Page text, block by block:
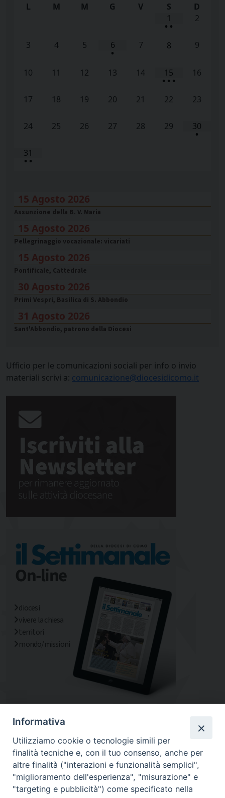
L M M G V S
D
1
• •
2
3 4 5 6
•
7 8 9
10 11 12 13 14 15
• • •
16
17 18 19 20 21 22 23
24 25 26 27 28 29 30
•
31
• •
15 Agosto 2026
Assunzione della B. V. Maria
15 Agosto 2026
Pellegrinaggio vocazionale: vicariati
15 Agosto 2026
Pontificale, Cattedrale
30 Agosto 2026
Primi Vespri, Basilica di S. Abbondio
31 Agosto 2026
Sant'Abbondio, patrono della Diocesi
Ufficio per le comunicazioni sociali per info o invio
materiali scrivi a: comunicazione@diocesidicomo.it
diocesi
vivere la chiesa
territori
mondo/missioni
Informativa
Utilizziamo cookie o tecnologie simili per
finalità tecniche e, con il tuo consenso, anche per
altre finalità ("interazioni e funzionalità semplici",
"miglioramento dell'esperienza", "misurazione" e
"targeting e pubblicità") come specificato nella